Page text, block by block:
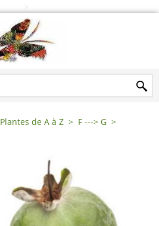
Plantes de A à Z > F ---> G >